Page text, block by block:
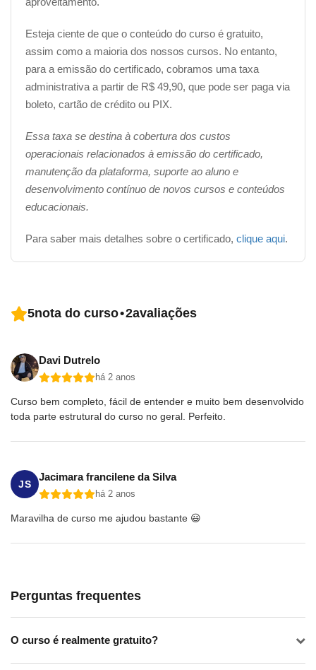
Esteja ciente de que o conteúdo do curso é gratuito,
assim como a maioria dos nossos cursos. No entanto,
para a emissão do certificado, cobramos uma taxa
administrativa a partir de R$ 49,90, que pode ser paga via
boleto, cartão de crédito ou PIX.
Essa taxa se destina à cobertura dos custos
operacionais relacionados à emissão do certificado,
manutenção da plataforma, suporte ao aluno e
desenvolvimento contínuo de novos cursos e conteúdos
educacionais.
Para saber mais detalhes sobre o certificado, clique aqui.
5nota do curso•2avaliações
Davi Dutrelo
há 2 anos
Curso bem completo, fácil de entender e muito bem desenvolvido
toda parte estrutural do curso no geral. Perfeito.
JS
Jacimara francilene da Silva
há 2 anos
Maravilha de curso me ajudou bastante 😃
Perguntas frequentes
O curso é realmente gratuito?